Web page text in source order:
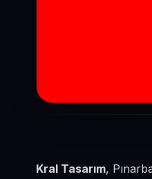
Kral Tasarım,